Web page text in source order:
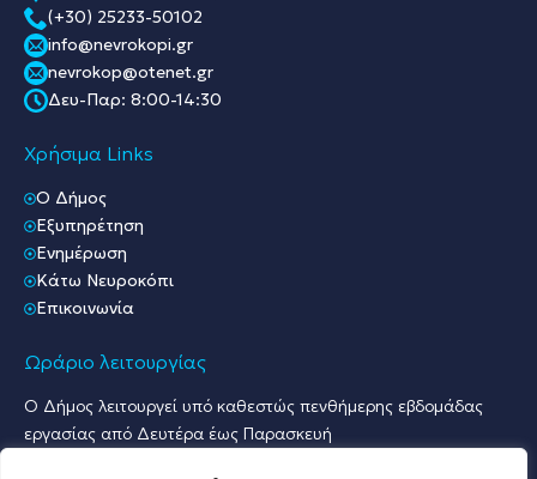
(+30) 25233-50102
info@nevrokopi.gr
nevrokop@otenet.gr
Δευ-Παρ: 8:00-14:30
Χρήσιμα Links
O Δήμος
Εξυπηρέτηση
Ενημέρωση
Κάτω Νευροκόπι
Επικοινωνία
Ωράριο λειτουργίας
Ο Δήμος λειτουργεί υπό καθεστώς πενθήμερης εβδομάδας
εργασίας από Δευτέρα έως Παρασκευή